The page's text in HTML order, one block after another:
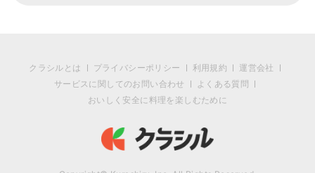
クラシルとは プライバシーポリシー 利用規約
運営会社
サービスに関してのお問い合わせ
よくある質問
おいしく安全に料理を楽しむために